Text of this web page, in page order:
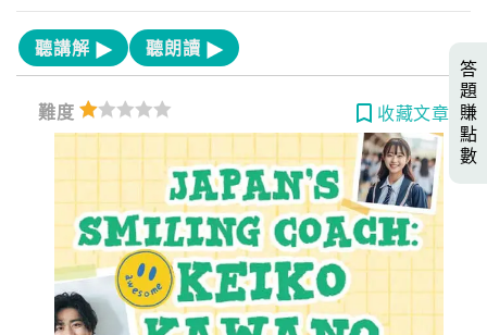
聽講解 聽朗讀
難度 收藏文章
答
題
賺
點
數